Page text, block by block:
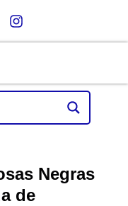
Negras
de